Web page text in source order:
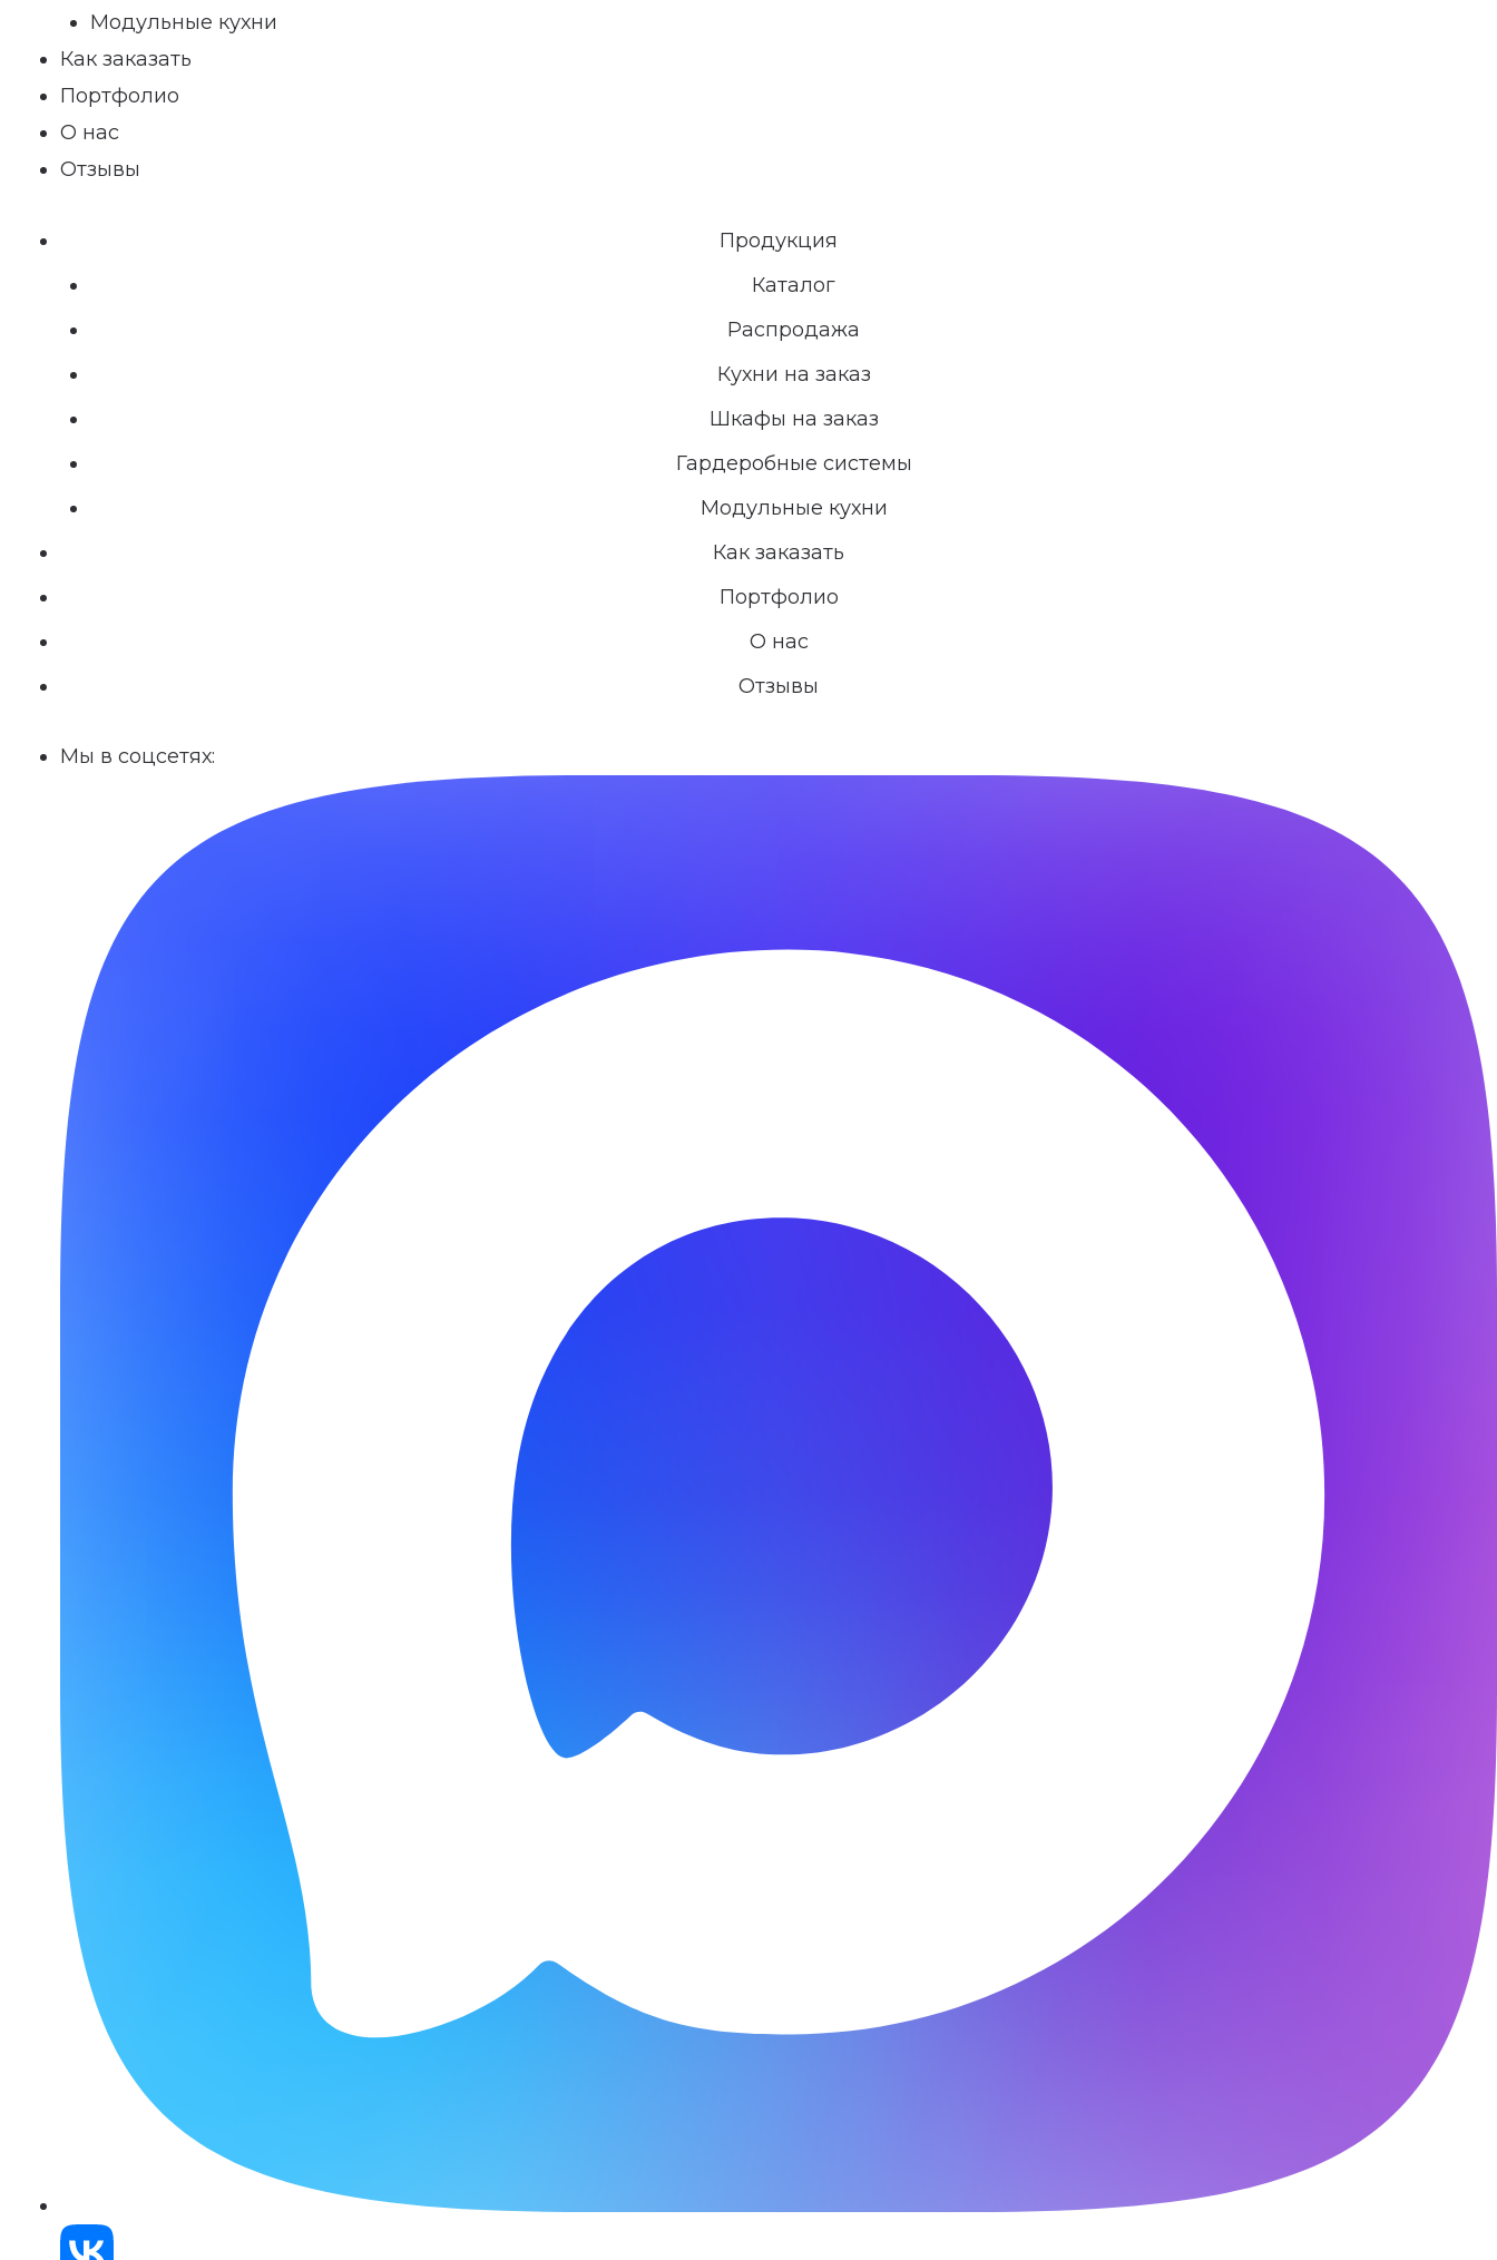
Модульные кухни
Как заказать
Портфолио
О нас
Отзывы
Продукция
Каталог
Распродажа
Кухни на заказ
Шкафы на заказ
Гардеробные системы
Модульные кухни
Как заказать
Портфолио
О нас
Отзывы
Мы в соцсетях: